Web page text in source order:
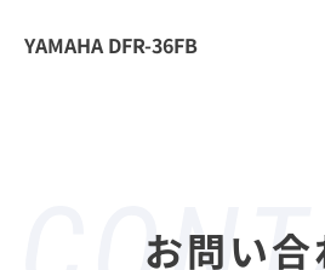
YAMAHA DFR-36FB
お問い合